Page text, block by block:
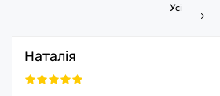
Усі
Наталія